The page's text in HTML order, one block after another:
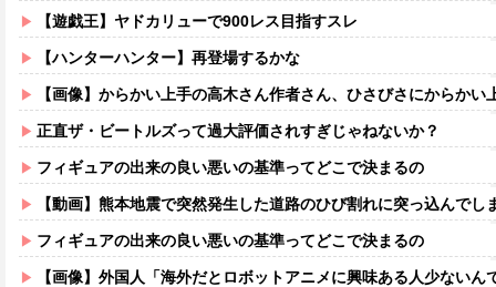
【遊戯王】ヤドカリューで900レス目指すスレ
【ハンターハンター】再登場するかな
【画像】からかい上手の高木さん作者さん、ひさびさにからかい上手の高木
正直ザ・ビートルズって過大評価されすぎじゃねないか？
フィギュアの出来の良い悪いの基準ってどこで決まるの
【動画】熊本地震で突然発生した道路のひび割れに突っ込んでし
フィギュアの出来の良い悪いの基準ってどこで決まるの
【画像】外国人「海外だとロボットアニメに興味ある人少ないん